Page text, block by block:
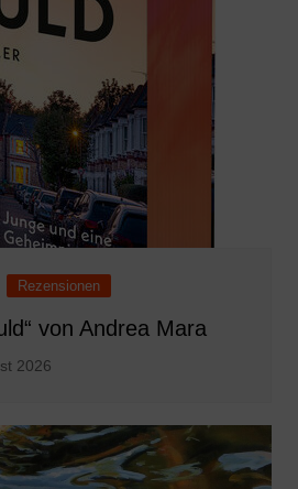
Rezensionen
von Andrea Mara
2026